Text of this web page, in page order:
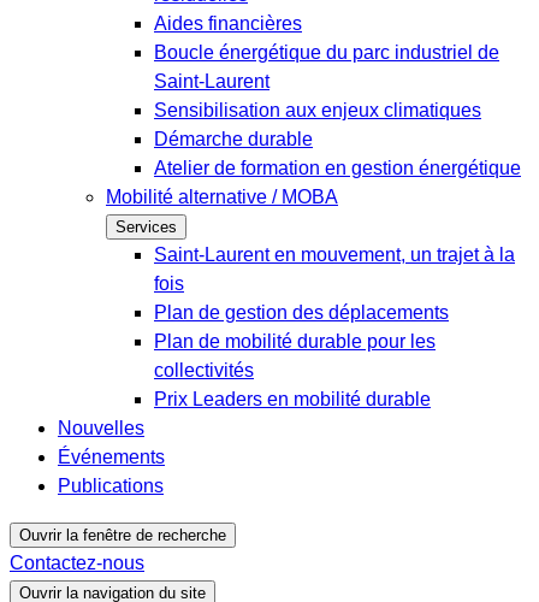
Aides financières
Boucle énergétique du parc industriel de
Saint-Laurent
Sensibilisation aux enjeux climatiques
Démarche durable
Atelier de formation en gestion énergétique
Mobilité alternative / MOBA
Services
Saint-Laurent en mouvement, un trajet à la
fois
Plan de gestion des déplacements
Plan de mobilité durable pour les
collectivités
Prix Leaders en mobilité durable
Nouvelles
Événements
Publications
Ouvrir la fenêtre de recherche
Contactez-nous
Ouvrir la navigation du site